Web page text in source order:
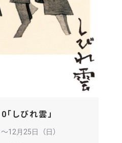
しびれ雲」
12月25日（日）